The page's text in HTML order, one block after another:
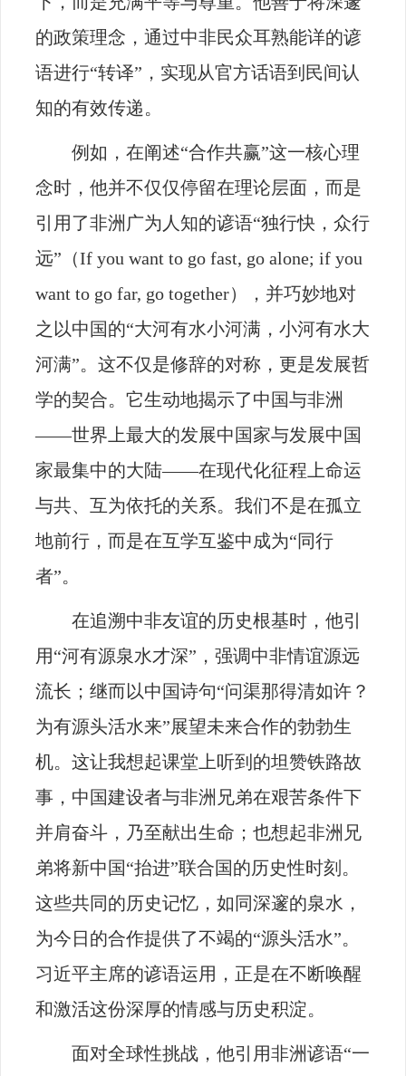
的政策理念，通过中非民众耳熟能详的谚
语进行“转译”，实现从官方话语到民间认
知的有效传递。
例如，在阐述“合作共赢”这一核心理
念时，他并不仅仅停留在理论层面，而是
引用了非洲广为人知的谚语“独行快，众行
远”（If you want to go fast, go alone; if you
want to go far, go together），并巧妙地对
之以中国的“大河有水小河满，小河有水大
河满”。这不仅是修辞的对称，更是发展哲
学的契合。它生动地揭示了中国与非洲
——世界上最大的发展中国家与发展中国
家最集中的大陆——在现代化征程上命运
与共、互为依托的关系。我们不是在孤立
地前行，而是在互学互鉴中成为“同行
者”。
在追溯中非友谊的历史根基时，他引
用“河有源泉水才深”，强调中非情谊源远
流长；继而以中国诗句“问渠那得清如许？
为有源头活水来”展望未来合作的勃勃生
机。这让我想起课堂上听到的坦赞铁路故
事，中国建设者与非洲兄弟在艰苦条件下
并肩奋斗，乃至献出生命；也想起非洲兄
弟将新中国“抬进”联合国的历史性时刻。
这些共同的历史记忆，如同深邃的泉水，
为今日的合作提供了不竭的“源头活水”。
习近平主席的谚语运用，正是在不断唤醒
和激活这份深厚的情感与历史积淀。
面对全球性挑战，他引用非洲谚语“一